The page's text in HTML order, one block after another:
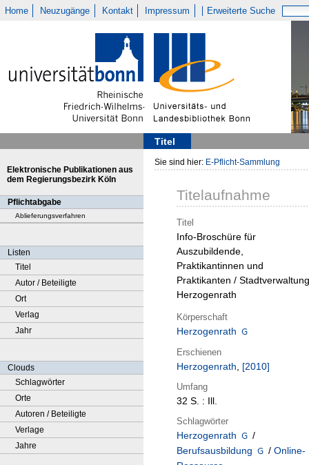
Home Neuzugänge Kontakt Impressum Erweiterte Suche
Titel
Elektronische Publikationen aus
dem Regierungsbezirk Köln
Pflichtabgabe
Ablieferungsverfahren
Listen
Titel
Autor / Beteiligte
Ort
Verlag
Jahr
Clouds
Schlagwörter
Orte
Autoren / Beteiligte
Verlage
Jahre
Sie sind hier: E-Pflicht-Sammlung
Titelaufnahme
Titel
Info-Broschüre für
Auszubildende,
Praktikantinnen und
Praktikanten / Stadtverwaltung
Herzogenrath
Körperschaft
Herzogenrath
Erschienen
Herzogenrath, [2010]
Umfang
32 S. : Ill.
Schlagwörter
Herzogenrath
/
Berufsausbildung
/ Online-